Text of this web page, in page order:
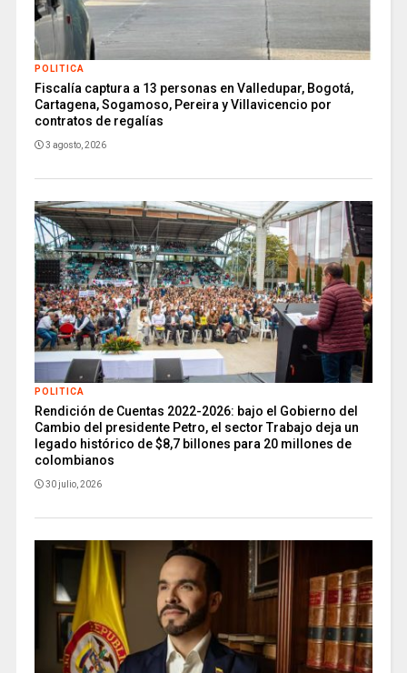
POLITICA
Fiscalía captura a 13 personas en Valledupar, Bogotá,
Cartagena, Sogamoso, Pereira y Villavicencio por
contratos de regalías
3 agosto, 2026
POLITICA
Rendición de Cuentas 2022-2026: bajo el Gobierno del
Cambio del presidente Petro, el sector Trabajo deja un
legado histórico de $8,7 billones para 20 millones de
colombianos
30 julio, 2026